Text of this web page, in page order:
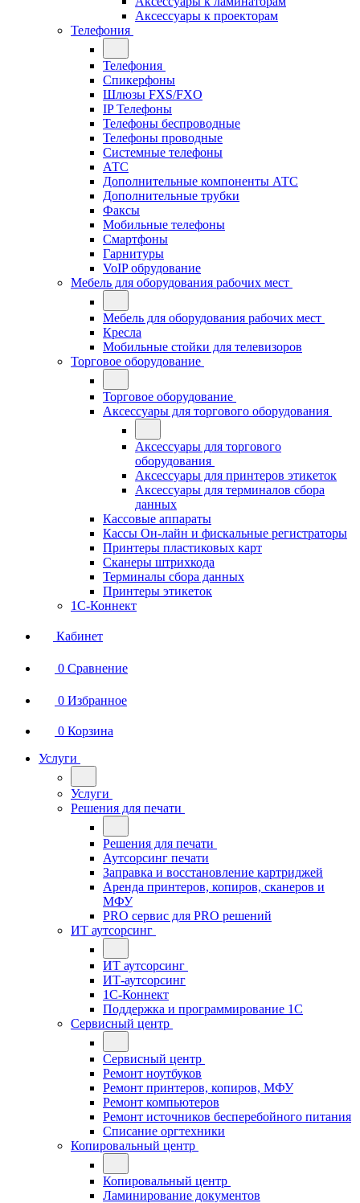
Аксессуары к проекторам
Телефония
Телефония
Спикерфоны
Шлюзы FXS/FXO
IP Телефоны
Телефоны беспроводные
Телефоны проводные
Системные телефоны
АТС
Дополнительные компоненты АТС
Дополнительные трубки
Факсы
Мобильные телефоны
Смартфоны
Гарнитуры
VoIP обрудование
Мебель для оборудования рабочих мест
Мебель для оборудования рабочих мест
Кресла
Мобильные стойки для телевизоров
Торговое оборудование
Торговое оборудование
Аксессуары для торгового оборудования
Аксессуары для торгового
оборудования
Аксессуары для принтеров этикеток
Аксессуары для терминалов сбора
данных
Кассовые аппараты
Кассы Он-лайн и фискальные регистраторы
Принтеры пластиковых карт
Сканеры штрихкода
Терминалы сбора данных
Принтеры этикеток
1С-Коннект
Кабинет
0 Сравнение
0 Избранное
0 Корзина
Услуги
Услуги
Решения для печати
Решения для печати
Аутсорсинг печати
Заправка и восстановление картриджей
Аренда принтеров, копиров, сканеров и
МФУ
PRO сервис для PRO решений
ИТ аутсорсинг
ИТ аутсорсинг
ИТ-аутсорсинг
1С-Коннект
Поддержка и программирование 1С
Сервисный центр
Сервисный центр
Ремонт ноутбуков
Ремонт принтеров, копиров, МФУ
Ремонт компьютеров
Ремонт источников бесперебойного питания
Списание оргтехники
Копировальный центр
Копировальный центр
Ламинирование документов